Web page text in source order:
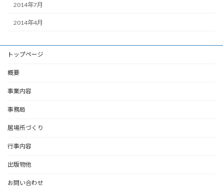
2014年7月
2014年4月
トップページ
概要
事業内容
事務局
居場所づくり
行事内容
出版物他
お問い合わせ